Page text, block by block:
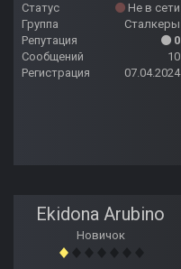
Статус
Не в сети
Группа
Сталкеры
Репутация
0
Сообщений
10
Регистрация
07.04.2024
Ekidona Arubino
Новичок